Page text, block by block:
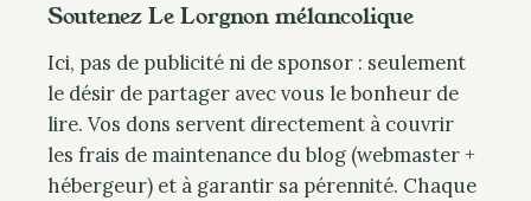
Soutenez Le Lorgnon mélancolique
Ici, pas de publicité ni de sponsor : seulement
le désir de partager avec vous le bonheur de
lire. Vos dons servent directement à couvrir
les frais de maintenance du blog (webmaster +
hébergeur) et à garantir sa pérennité. Chaque